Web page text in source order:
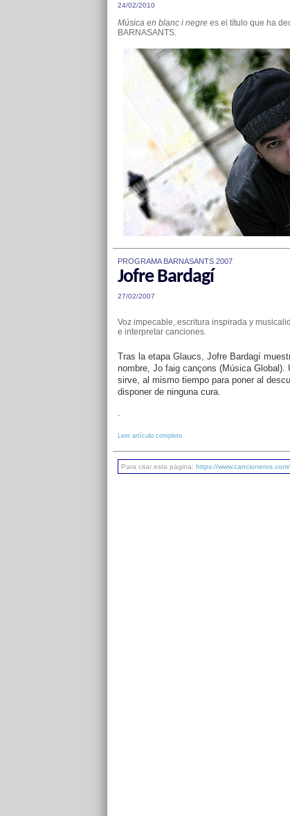
24/02/2010
Música en blanc i negrees el título que ha
BARNASANTS.
PROGRAMA BARNASANTS 2007
Jofre Bardagí
27/02/2007
Voz impecable, escritura inspirada y
e interpretar canciones.
Tras la etapa Glaucs, Jofre Bardagí
nombre, Jo faig cançons (Música
sirve, al mismo tiempo para poner al
disponer de ninguna cura.
Leer artículo completo
Para citar esta página: https://